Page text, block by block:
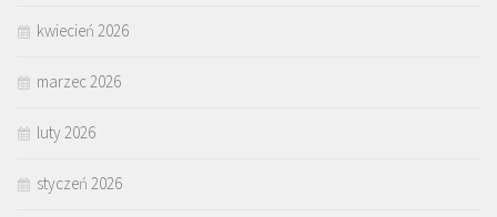
kwiecień 2026
marzec 2026
luty 2026
styczeń 2026